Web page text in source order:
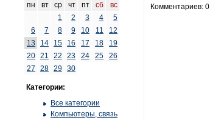
пн вт ср чт пт сб
вс
1
2 3 4
5
6
7 8 9 10 11
12
13
14 15 16 17 18
19
20 21 22 23 24 25
26
27
28 29 30
Категории:
Все категории
Компьютеры, связь
Комментариев: 0